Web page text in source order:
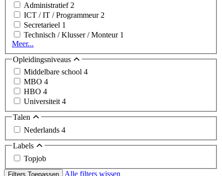
Administratief 2
ICT / IT / Programmeur 2
Secretarieel 1
Technisch / Klusser / Monteur 1
Meer...
Opleidingsniveaus
Middelbare school 4
MBO 4
HBO 4
Universiteit4
Talen
Nederlands 4
Labels
Topjob
Filters Toepassen Alle filters wissen